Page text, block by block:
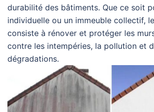
durabilité des bâtiments. Que ce soit
individuelle ou un immeuble collectif,
consiste à rénover et protéger les
contre les intempéries, la pollution et
dégradations.